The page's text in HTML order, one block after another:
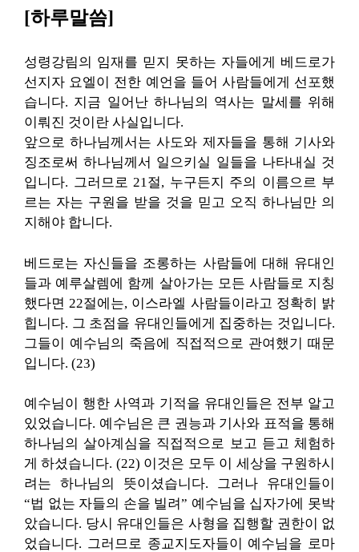
[하루말씀]
성령강림의 임재를 믿지 못하는 자들에게 베드로가
선지자 요엘이 전한 예언을 들어 사람들에게 선포했
습니다. 지금 일어난 하나님의 역사는 말세를 위해
이뤄진 것이란 사실입니다.
앞으로 하나님께서는 사도와 제자들을 통해 기사와
징조로써 하나님께서 일으키실 일들을 나타내실 것
입니다. 그러므로 21절, 누구든지 주의 이름으르 부
르는 자는 구원을 받을 것을 믿고 오직 하나님만 의
지해야 합니다.
베드로는 자신들을 조롱하는 사람들에 대해 유대인
들과 예루살렘에 함께 살아가는 모든 사람들로 지칭
했다면 22절에는, 이스라엘 사람들이라고 정확히 밝
힙니다. 그 초점을 유대인들에게 집중하는 것입니다.
그들이 예수님의 죽음에 직접적으로 관여했기 때문
입니다. (23)
예수님이 행한 사역과 기적을 유대인들은 전부 알고
있었습니다. 예수님은 큰 권능과 기사와 표적을 통해
하나님의 살아계심을 직접적으로 보고 듣고 체험하
게 하셨습니다. (22) 이것은 모두 이 세상을 구원하시
려는 하나님의 뜻이셨습니다. 그러나 유대인들이
“법 없는 자들의 손을 빌려” 예수님을 십자가에 못박
았습니다. 당시 유대인들은 사형을 집행할 권한이 없
었습니다. 그러므로 종교지도자들이 예수님을 로마